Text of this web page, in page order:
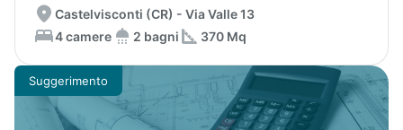
Castelvisconti (CR) - Via Valle 13
4 camere
2 bagni 370 Mq
Suggerimento